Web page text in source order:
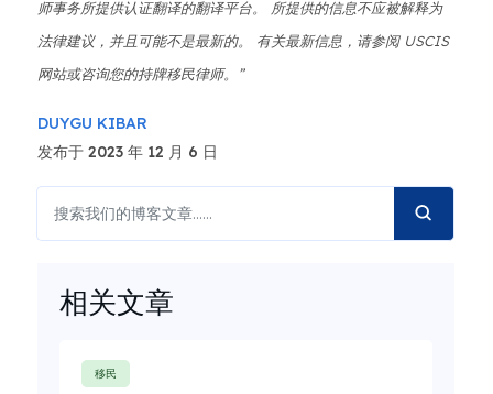
师事务所提供认证翻译的翻译平台。 所提供的信息不应被解释为
法律建议，并且可能不是最新的。 有关最新信息，请参阅 USCIS
网站或咨询您的持牌移民律师。”
DUYGU KIBAR
发布于 2023 年 12 月 6 日
相关文章
移民